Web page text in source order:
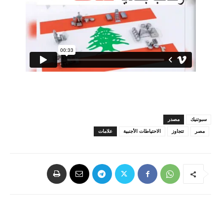
مصدر سبوتنيك
علامات الاحتياطات الأجنبية تتجاوز مصر